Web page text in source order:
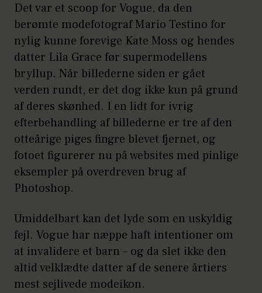
Det var et scoop for Vogue, da den
berømte modefotograf Mario Testino for
nylig kunne forevige Kate Moss og hendes
datter Lila Grace før supermodellens
bryllup. Når billederne siden er gået
verden rundt, er det dog ikke kun på grund
af deres skønhed. I en lidt for ivrig
efterbehandling af billederne er tre af den
otteårige piges fingre blevet fjernet, og
fotoet figurerer nu på websites med pinlige
eksempler på overdreven brug af
Photoshop.
Umiddelbart kan det lyde som en uskyldig
fejl. Vogue har næppe haft intentioner om
at invalidere et barn – og da slet ikke den
altid velklædte datter af de senere årtiers
mest sejlivede modeikon.